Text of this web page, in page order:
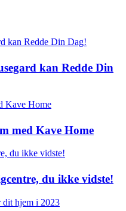
kan Redde Din
med Kave Home
du ikke vidste!